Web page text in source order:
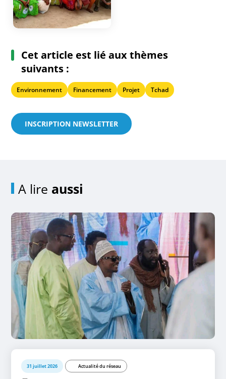
Cet article est lié aux thèmes
suivants :
Environnement Financement Projet Tchad
INSCRIPTION NEWSLETTER
A lire aussi
31 juillet 2026 Actualité du réseau